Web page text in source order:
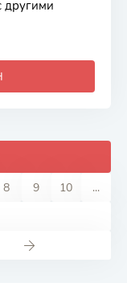
другими
8 9 10
...